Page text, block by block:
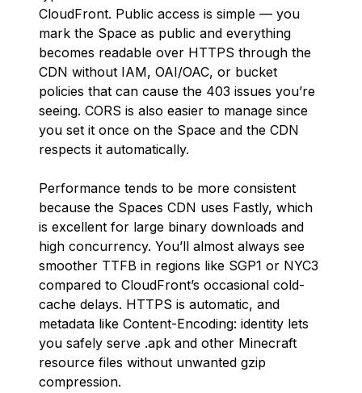
CloudFront. Public access is simple — you
mark the Space as public and everything
becomes readable over HTTPS through the
CDN without IAM, OAI/OAC, or bucket
policies that can cause the 403 issues you’re
seeing. CORS is also easier to manage since
you set it once on the Space and the CDN
respects it automatically.
Performance tends to be more consistent
because the Spaces CDN uses Fastly, which
is excellent for large binary downloads and
high concurrency. You’ll almost always see
smoother TTFB in regions like SGP1 or NYC3
compared to CloudFront’s occasional cold-
cache delays. HTTPS is automatic, and
metadata like Content-Encoding: identity lets
you safely serve .apk and other Minecraft
resource files without unwanted gzip
compression.